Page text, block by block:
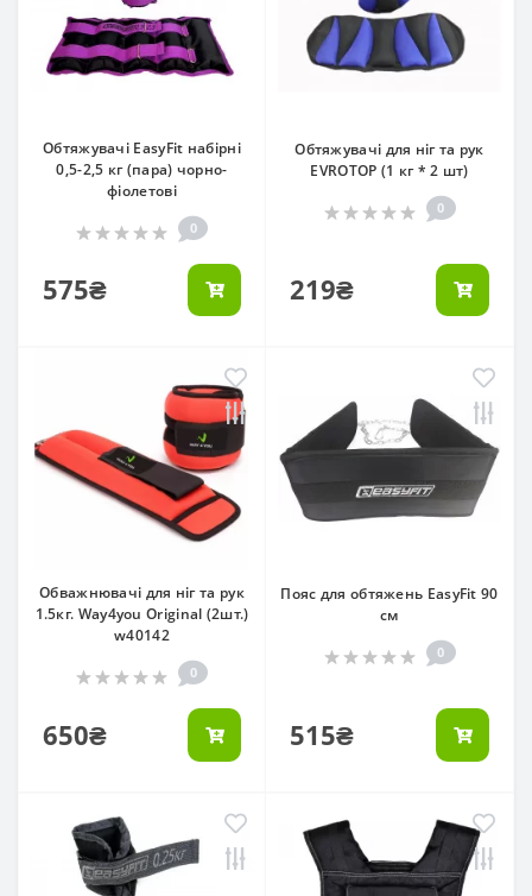
Обтяжувачі EasyFit набірні
0,5-2,5 кг (пара) чорно-
фіолетові
0
575₴
Обтяжувачі для ніг та рук
EVROTOP (1 кг * 2 шт)
0
219₴
Обважнювачі для ніг та рук
1.5кг. Way4you Original (2шт.)
w40142
0
650₴
Пояс для обтяжень EasyFit 90
см
0
515₴